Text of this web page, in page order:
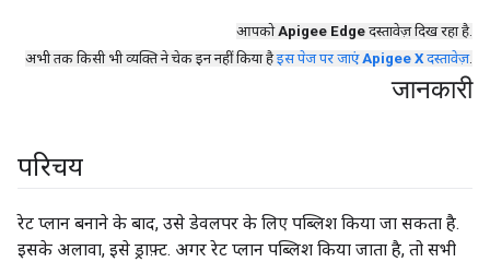
आपकोApigee Edge दस्तावेज़ दिख रहा है.
अभी तक किसी भी व्यक्ति ने चेक इन नहीं किया हैइस पेज पर जाएंApigee X दस्तावेज़.
जानकारी
परिचय
रेट प्लान बनाने के बाद, उसे डेवलपर के लिए पब्लिश किया जा सकता है.
इसके अलावा, इसे ड्राफ़्ट. अगर रेट प्लान पब्लिश किया जाता है, तो सभी